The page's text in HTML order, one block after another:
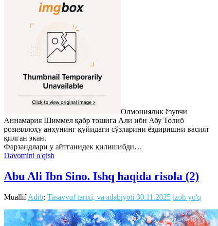
Олмониялик ёзувчи
Аннамария Шиммел қабр тошига Али ибн Абу Толиб
розияллоҳу анҳунинг қуйидаги сўзларини ёздиришни васият
қилган экан.
Фарзандлари у айтганидек қилишибди…
Davomini o'qish
Abu Ali Ibn Sino. Ishq haqida risola (2)
MuallifAdib: Tasavvuf tarixi, va adabiyoti 30.11.2025 izoh yo'q